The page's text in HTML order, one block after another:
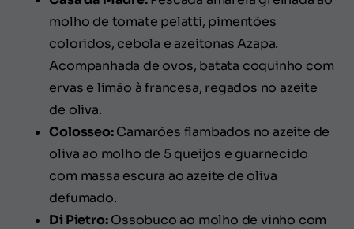
molho de tomate pelatti, pimentões
coloridos, cebola e azeitonas Azapa.
Acompanhada de ovos, batata coquinho com
ervas e limão à francesa, regados no azeite
de oliva.
Colosseo:Camarões flambados no azeite de
oliva ao molho de 5 queijos e guarnecido
com massa escura ao azeite de oliva
defumado.
Di Pietro:Ossobuco ao molho de vinho com